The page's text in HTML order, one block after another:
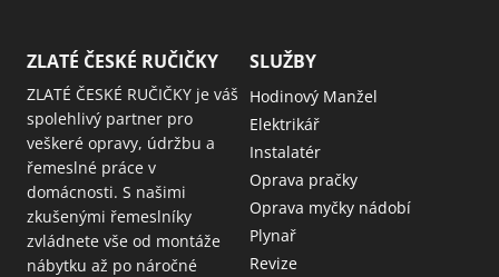
ZLATÉ ČESKÉ RUČIČKY
ZLATÉ ČESKÉ RUČIČKY je váš
spolehlivý partner pro
veškeré opravy, údržbu a
řemeslné práce v
domácnosti. S našimi
zkušenými řemeslníky
zvládnete vše od montáže
nábytku až po náročné
SLUŽBY
Hodinový Manžel
Elektrikář
Instalatér
Oprava pračky
Oprava myčky nádobí
Plynař
Revize